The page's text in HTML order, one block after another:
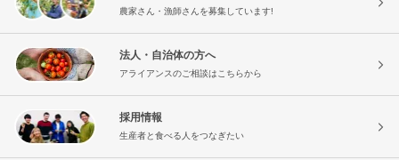
農家さん・漁師さんを募集しています!
法人・自治体の方へ
アライアンスのご相談はこちらから
採用情報
生産者と食べる人をつなぎたい